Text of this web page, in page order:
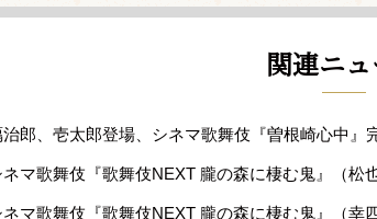
関連ニ
治郎、壱太郎登場、シネマ歌舞伎『曽根崎心中』
ネマ歌舞伎『歌舞伎NEXT 朧の森に棲む鬼』（松
ネマ歌舞伎『歌舞伎NEXT 朧の森に棲む鬼』（幸